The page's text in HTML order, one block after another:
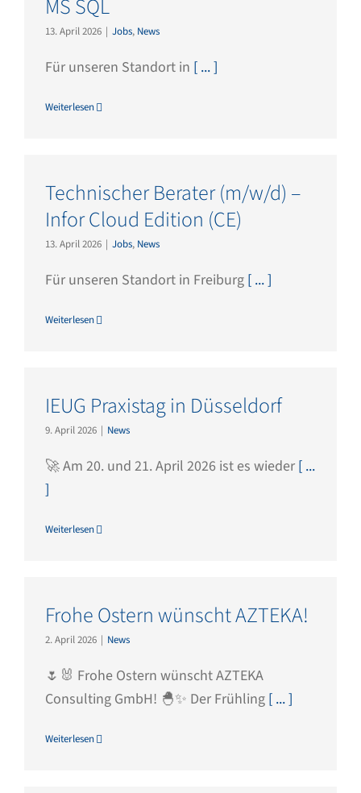
MS SQL
13. April 2026 | Jobs, News
Für unseren Standort in [ ... ]
Weiterlesen
Technischer Berater (m/w/d) –
Infor Cloud Edition (CE)
13. April 2026 | Jobs, News
Für unseren Standort in Freiburg [ ... ]
Weiterlesen
IEUG Praxistag in Düsseldorf
9. April 2026 | News
🚀 Am 20. und 21. April 2026 ist es wieder [ ...
]
Weiterlesen
Frohe Ostern wünscht AZTEKA!
2. April 2026 | News
🌷🐰 Frohe Ostern wünscht AZTEKA
Consulting GmbH! 🐣✨ Der Frühling [ ... ]
Weiterlesen